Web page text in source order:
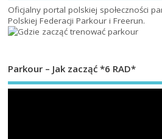
Oficjalny portal polskiej społeczności
Polskiej Federacji Parkour i Freerun.
Parkour – Jak zacząć *6 RAD*